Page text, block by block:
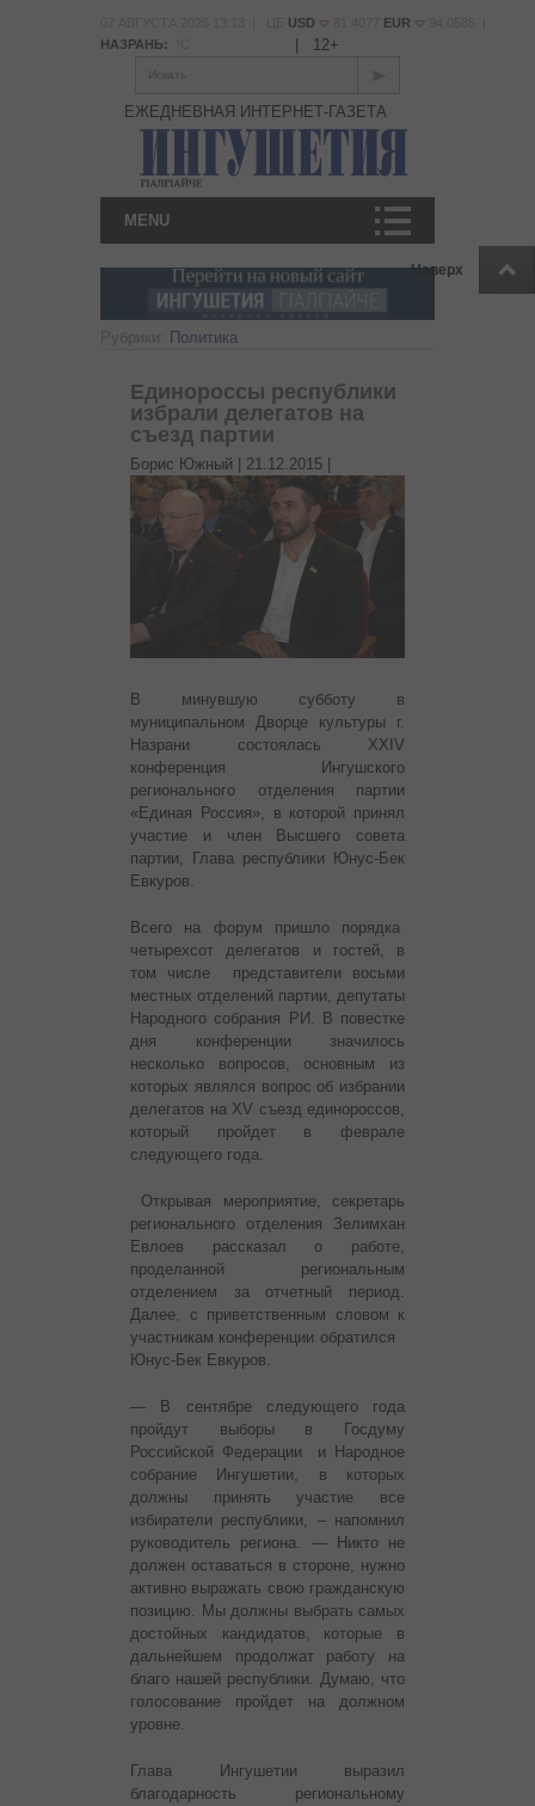
Наверх
USD EUR
НАЗРАНЬ:
12+
Искать
ЕЖЕДНЕВНАЯ ИНТЕРНЕТ-ГАЗЕТА
MENU
Рубрики: Политика
Единороссы республики
избрали делегатов на
съезд партии
Борис Южный | 21.12.2015
В минувшую субботу в
муниципальном Дворце культуры г.
Назрани состоялась XXIV
конференция Ингушского
регионального отделения партии
«Единая Россия», в которой принял
участие и член Высшего совета
партии, Глава республики Юнус-Бек
Евкуров.
Всего на форум пришло порядка
четырехсот делегатов и гостей, в
том числе представители восьми
местных отделений партии, депутаты
Народного собрания РИ. В повестке
дня конференции значилось
несколько вопросов, основным из
которых являлся вопрос об избрании
делегатов на XV съезд единороссов,
который пройдет в феврале
следующего года.
Открывая мероприятие, секретарь
регионального отделения Зелимхан
Евлоев рассказал о работе,
проделанной региональным
отделением за отчетный период.
Далее, с приветственным словом к
участникам конференции обратился
Юнус-Бек Евкуров.
— В сентябре следующего года
пройдут выборы в Госдуму
Российской Федерации и Народное
собрание Ингушетии, в которых
должны принять участие все
избиратели республики, – напомнил
руководитель региона. — Никто не
должен оставаться в стороне, нужно
активно выражать свою гражданскую
позицию. Мы должны выбрать самых
достойных кандидатов, которые в
дальнейшем продолжат работу на
благо нашей республики. Думаю, что
голосование пройдет на должном
уровне.
Глава Ингушетии выразил
благодарность региональному